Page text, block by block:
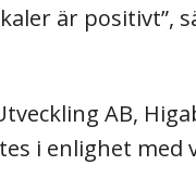
är positivt”,
AB,
i enlighet med